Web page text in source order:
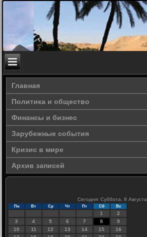
Главная
Политика и общество
Финансы и бизнес
Зарубежные события
Кризис в мире
Архив записей
Сегодня: Суббота, 8 Августа
Пн Вт Ср Чт Пт Сб Вс
1
2
3
4 5 6 7 8
9
10
11 12 13 14 15
16